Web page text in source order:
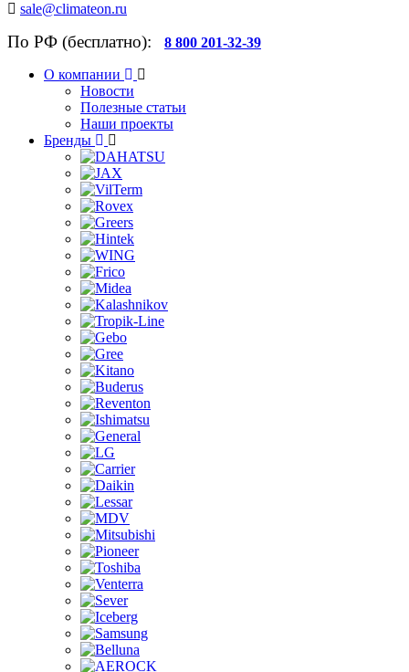
sale@climateon.ru
По РФ (бесплатно): 8 800 201-32-39
О компании
Новости
Полезные статьи
Наши проекты
Бренды